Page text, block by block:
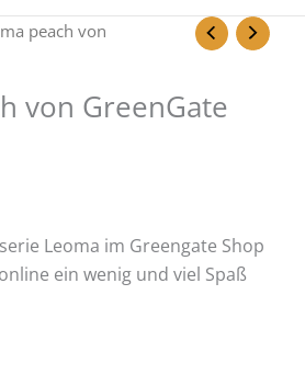
peach von
von GreenGate
Leoma im Greengate Shop
ein wenig und viel Spaß